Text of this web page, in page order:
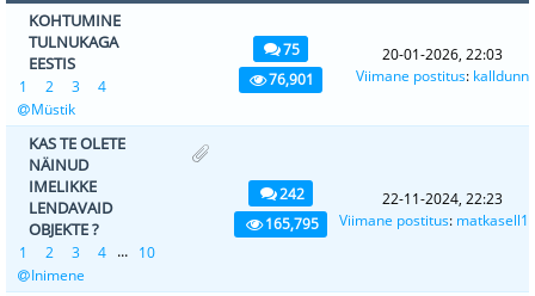
KOHTUMINE
TULNUKAGA
EESTIS
1 2 3
4
Müstik
75
76,901
20-01-2026, 22:03
Viimane postitus: kalldunn
KAS TE OLETE
NÄINUD
IMELIKKE
LENDAVAID
OBJEKTE ?
1 2 3 4 ... 10
Inimene
242
165,795
22-11-2024, 22:23
Viimane postitus: